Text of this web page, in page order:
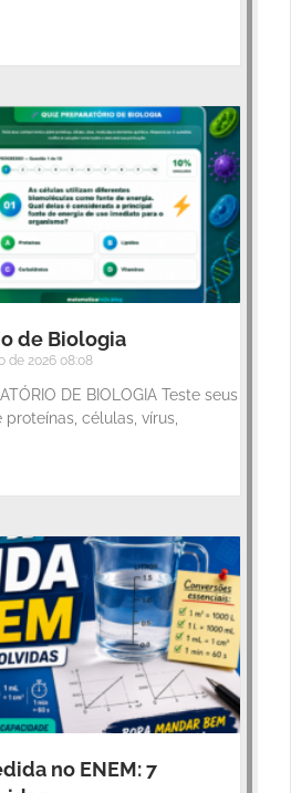
de Biologia
de 2026 08:08
DE BIOLOGIA Teste seus
células, vírus,
no ENEM: 7